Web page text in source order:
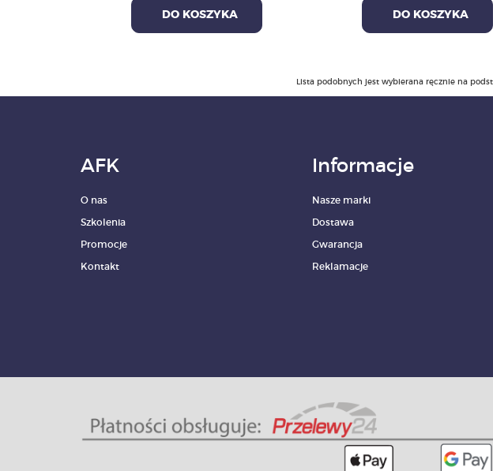
DO KOSZYKA DO KOSZYKA
Lista podobnych jest wybierana ręcznie na
AFK
O nas
Szkolenia
Promocje
Kontakt
Informacje
Nasze marki
Dostawa
Gwarancja
Reklamacje